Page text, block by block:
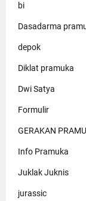
bi
Dasadarma
depok
Diklat pramuka
Dwi Satya
Formulir
GERAKAN
Info Pramuka
Juklak Juknis
jurassic